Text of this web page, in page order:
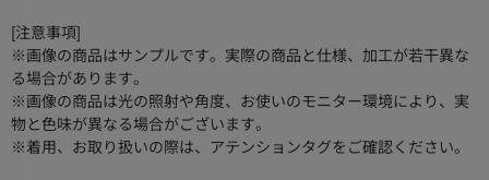
[注意事項]
※画像の商品はサンプルです。実際の商品と仕様、加工が若干異な
る場合があります。
※画像の商品は光の照射や角度、お使いのモニター環境により、実
物と色味が異なる場合がございます。
※着用、お取り扱いの際は、アテンションタグをご確認ください。